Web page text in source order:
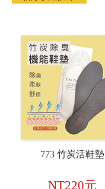
773 竹炭活鞋墊
NT220元